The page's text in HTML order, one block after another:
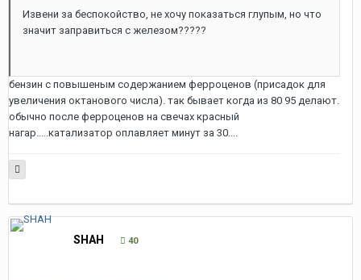
Извени за беспокойство, не хочу показаться глупым, но что
значит заправиться с железом?????
бензин с повышеным содержанием ферроценов (присадок для
увеличения октанового числа). так бывает когда из 80 95 делают.
обычно после ферроценов на свечах красный
нагар.....катализатор оплавляет минут за 30....
SHAH 40